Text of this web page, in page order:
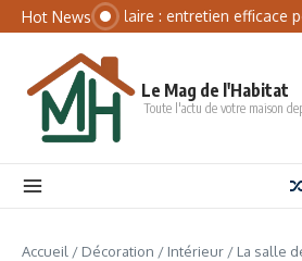
Aller au contenu
Hot News
Batterie solaire : entretien efficace
Le Mag de l'Habitat
Toute l'actu de votre maison
Accueil / Décoration / Intérieur / La salle
Panneau de gestion des cookies